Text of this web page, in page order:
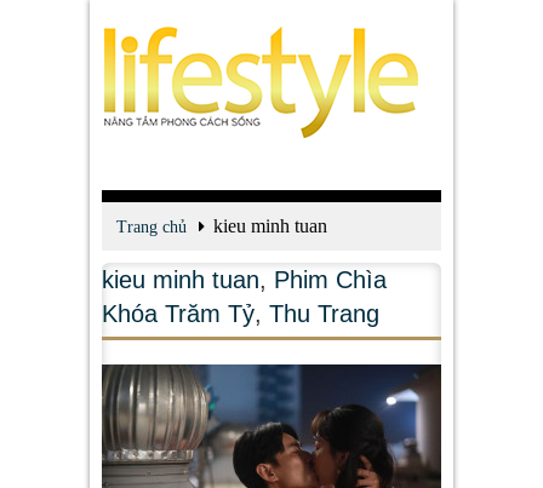
Trang chủ kieu minh tuan
kieu minh tuan, Phim Chìa
Khóa Trăm Tỷ, Thu Trang